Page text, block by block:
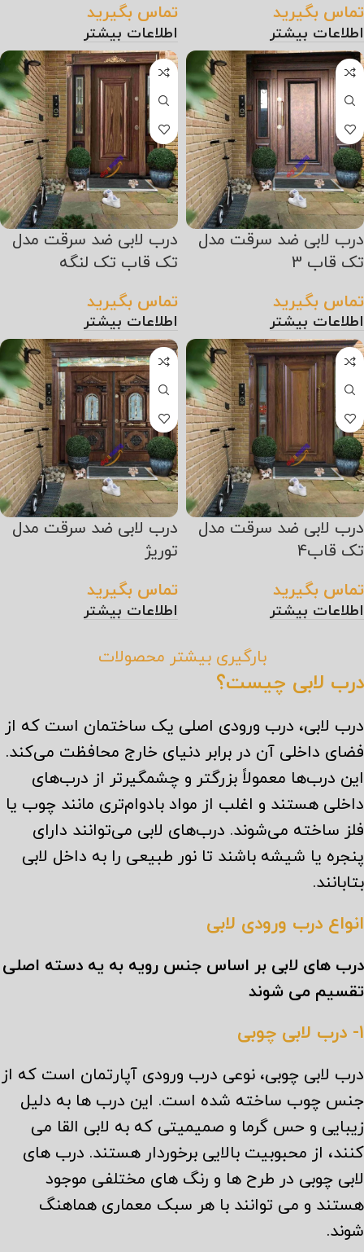
تماس بگیرید
اطلاعات بیشتر
تماس بگیرید
اطلاعات بیشتر
درب لابی ضد سرقت مدل
تک قاب 3
تماس بگیرید
اطلاعات بیشتر
درب لابی ضد سرقت مدل
تک قاب تک لنگه
تماس بگیرید
اطلاعات بیشتر
درب لابی ضد سرقت مدل
تک قاب4
تماس بگیرید
اطلاعات بیشتر
درب لابی ضد سرقت مدل
توریژ
تماس بگیرید
اطلاعات بیشتر
بارگیری بیشتر محصولات
درب لابی چیست؟
درب لابی، درب ورودی اصلی یک ساختمان است که از
فضای داخلی آن در برابر دنیای خارج محافظت می‌کند.
این درب‌ها معمولاً بزرگتر و چشمگیرتر از درب‌های
داخلی هستند و اغلب از مواد بادوام‌تری مانند چوب یا
فلز ساخته می‌شوند. درب‌های لابی می‌توانند دارای
پنجره یا شیشه باشند تا نور طبیعی را به داخل لابی
بتابانند.
انواع درب ورودی لابی
درب های لابی بر اساس جنس رویه به یه دسته اصلی
تقسیم می شوند
1- درب لابی چوبی
درب لابی چوبی، نوعی درب ورودی آپارتمان است که از
جنس چوب ساخته شده است. این درب ها به دلیل
زیبایی و حس گرما و صمیمیتی که به لابی القا می
کنند، از محبوبیت بالایی برخوردار هستند. درب های
لابی چوبی در طرح ها و رنگ های مختلفی موجود
هستند و می توانند با هر سبک معماری هماهنگ
شوند.